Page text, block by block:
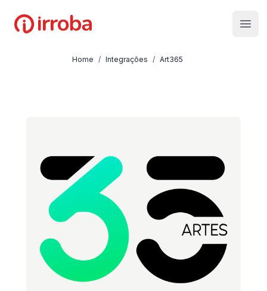
Irroba
Home / Integrações / Art365